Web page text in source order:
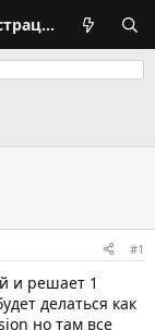
Регистрация
#1
и решает 1
делаться как
но там все